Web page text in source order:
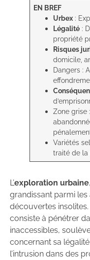
EN BREF
Urbex :
Légalité :
propriété
Risques
domicile,
Dangers :
Zone grise
Variétés
traité de la
L’exploration urbaine
grandissant parmi les
découvertes
consiste à pénétrer
inaccessibles,
concernant sa
l’intrusion dans des